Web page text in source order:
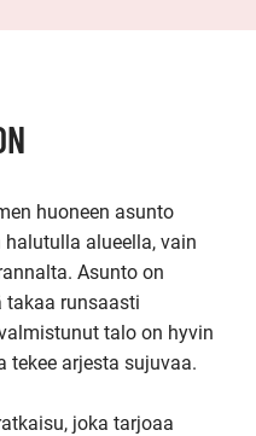
huoneen asunto
alueella, vain
Asunto on
takaa runsaasti
talo on hyvin
tekee arjesta sujuvaa.
joka tarjoaa